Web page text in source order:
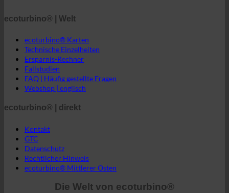
ecoturbino® | Welt
ecoturbino® Karten
Technische Einzelheiten
Ersparnis-Rechner
Fallstudien
Webshop | englisch
ecoturbino® | direkt
Kontakt
GTC
Datenschutz
ecoturbino® Mittlerer Osten